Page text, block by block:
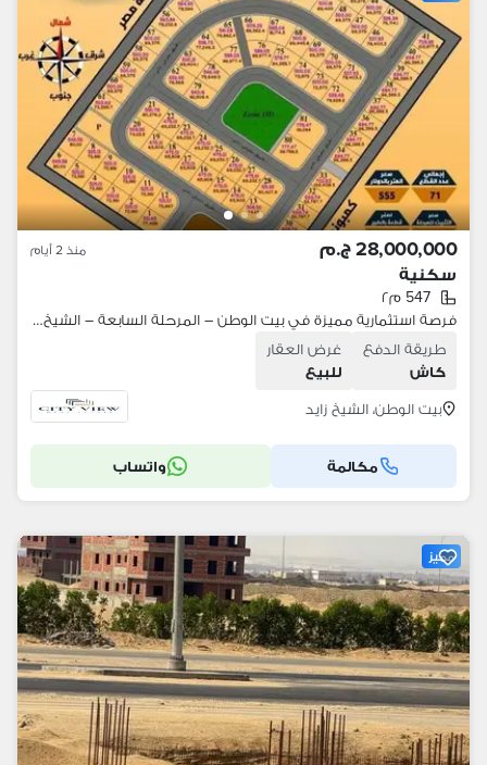
28,000,000 ج.م منذ 2 أيام
سكنية
547 م٢
فرصة استثمارية مميزة في بيت الوطن – المرحلة السابعة – الشيخ زايد
طريقة الدفع
كاش
غرض العقار
للبيع
بيت الوطن، الشيخ زايد
مكالمة واتساب
مميز